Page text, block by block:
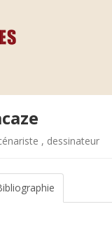
, dessinateur